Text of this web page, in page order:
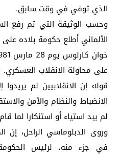
الذي توفي في وقت سابق.
وحسب الوثيقة التي تم رفع
الألماني أطلع حكومة بلاده
على محاولة الانقلاب
قوله إن الانقلابيين لم
الانضباط والنظام والأمن
لم يبد استياء أو استنكارا لما
وروى الدبلوماسي الراحل،
في جزء منه، لرئيس